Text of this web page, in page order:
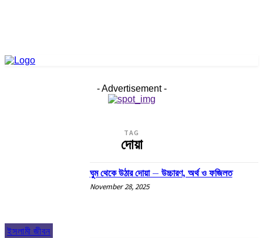
- Advertisement -
TAG
দোয়া
ইসলামী জীবন
ঘুম থেকে উঠার দোয়া – উচ্চারণ, অর্থ ও ফজিলত
November 28, 2025